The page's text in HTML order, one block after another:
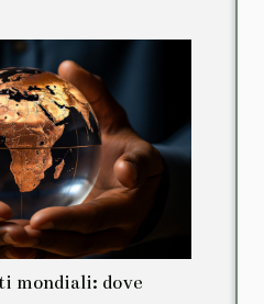
mondiali: dove